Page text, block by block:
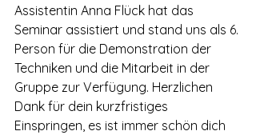
Assistentin Anna Flück hat das
Seminar assistiert und stand uns als 6.
Person für die Demonstration der
Techniken und die Mitarbeit in der
Gruppe zur Verfügung. Herzlichen
Dank für dein kurzfristiges
Einspringen, es ist immer schön dich